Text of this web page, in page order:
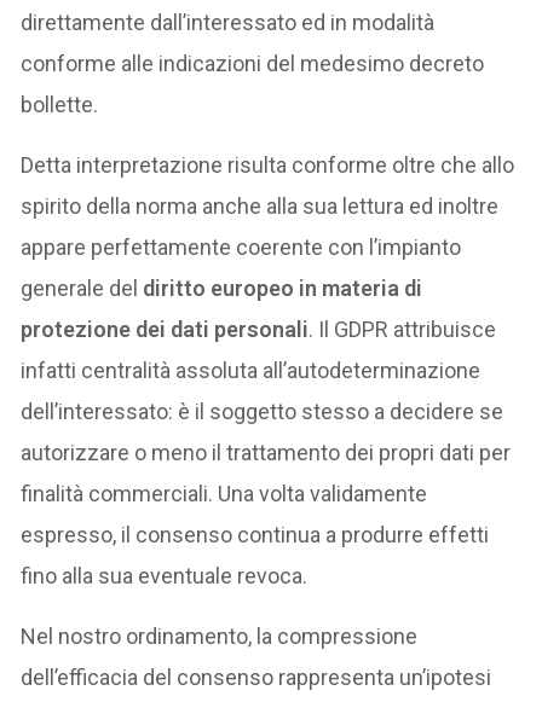
direttamente dall’interessato ed in modalità
conforme alle indicazioni del medesimo decreto
bollette.
Detta interpretazione risulta conforme oltre che allo
spirito della norma anche alla sua lettura ed inoltre
appare perfettamente coerente con l’impianto
generale del diritto europeo in materia di
protezione dei dati personali. Il GDPR attribuisce
infatti centralità assoluta all’autodeterminazione
dell’interessato: è il soggetto stesso a decidere se
autorizzare o meno il trattamento dei propri dati per
finalità commerciali. Una volta validamente
espresso, il consenso continua a produrre effetti
fino alla sua eventuale revoca.
Nel nostro ordinamento, la compressione
dell’efficacia del consenso rappresenta un’ipotesi